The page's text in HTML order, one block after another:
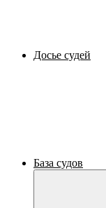
Досье судей
База судов